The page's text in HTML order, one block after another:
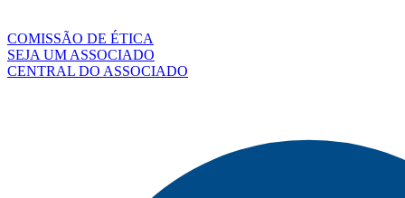
COMISSÃO DE ÉTICA
SEJA UM ASSOCIADO
CENTRAL DO ASSOCIADO